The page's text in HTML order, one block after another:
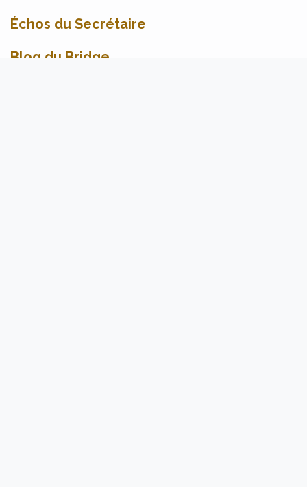
Échos du Secrétaire
Blog du Bridge